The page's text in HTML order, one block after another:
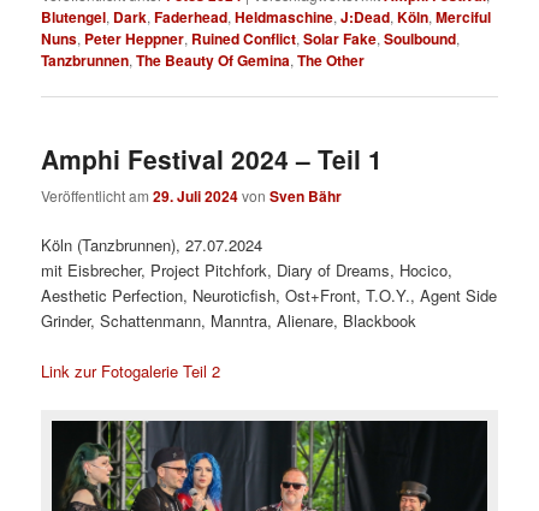
Blutengel, Dark,Faderhead,Heldmaschine,J:Dead,Köln,Merciful
Nuns, Peter Heppner, Ruined Conflict,Solar Fake,Soulbound,
Tanzbrunnen,The Beauty Of Gemina,The Other
Amphi Festival 2024 – Teil 1
Veröffentlicht am29. Juli 2024vonSven Bähr
Köln (Tanzbrunnen), 27.07.2024
mit Eisbrecher, Project Pitchfork, Diary of Dreams, Hocico,
Aesthetic Perfection, Neuroticfish, Ost+Front, T.O.Y., Agent Side
Grinder, Schattenmann, Manntra, Alienare, Blackbook
Link zur Fotogalerie Teil 2